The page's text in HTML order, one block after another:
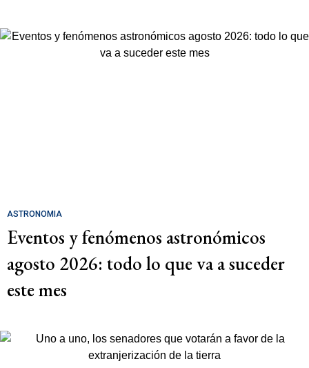
ASTRONOMIA
Eventos y fenómenos astronómicos
agosto 2026: todo lo que va a suceder
este mes